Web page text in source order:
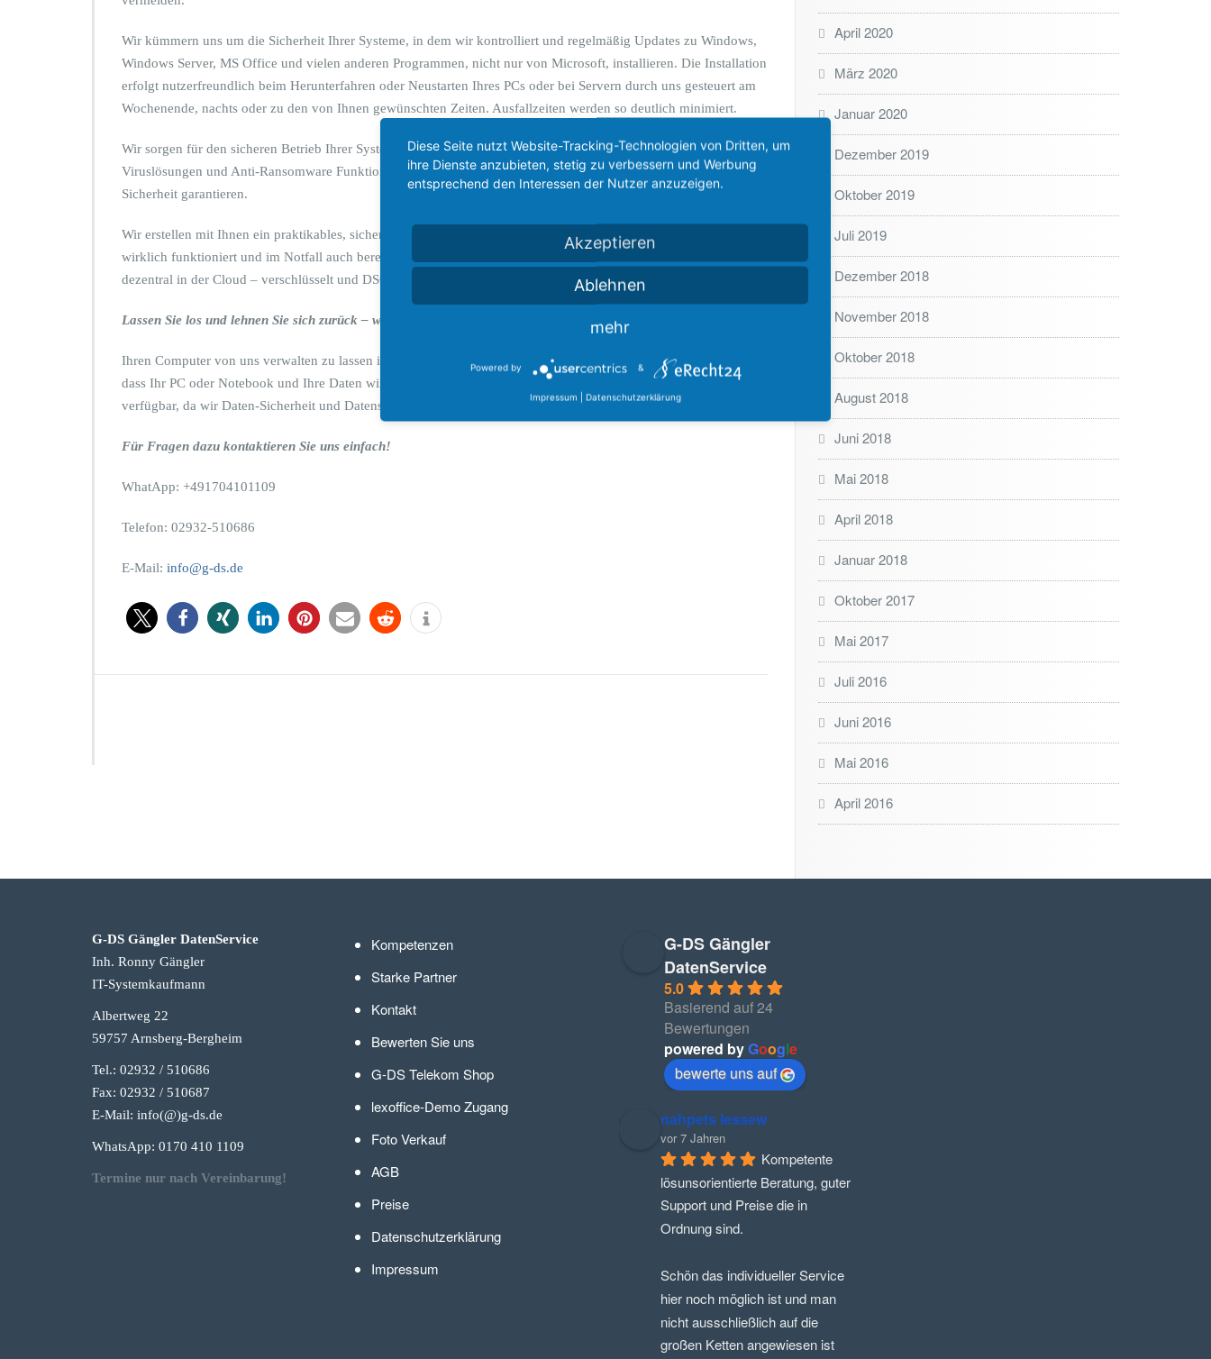
n
n
d
z
Wir kümmern uns um die Sicherheit Ihrer Systeme, in dem wir kontrolliert und regelmäßig Updates zu Windows,
Windows Server, MS Office und vielen anderen Programmen, nicht nur von Microsoft, installieren. Die Installation
erfolgt nutzerfreundlich beim Herunterfahren oder Neustarten Ihres PCs oder bei Servern durch uns gesteuert am
Wochenende, nachts oder zu den von Ihnen gewünschten Zeiten. Ausfallzeiten werden so deutlich minimiert.
Wir sorgen für den sicheren Betrieb Ihrer Systeme mit durch uns verwalteter Sicherheitssoftware, wie Anti-
Viruslösungen und Anti-Ransomware Funktionen, welche den Benutzern maximale Freiheit bei maximaler
Sicherheit garantieren.
Wir erstellen mit Ihnen ein praktikables, sicheres Datensicherungskonzept und sorgen dafür, das Ihr Backup
wirklich funktioniert und im Notfall auch bereitsteht. Dabei nutzen wir automatisierte Sicherungen vor Ort und
dezentral in der Cloud – verschlüsselt und DSGVO konform natürlich.
Lassen Sie los und lehnen Sie sich zurück – wir machen das für Sie!
Ihren Computer von uns verwalten zu lassen ist auch für Privatkunden
interessant. So können Sie sicher sein,
dass Ihr PC oder Notebook und Ihre Daten wirklich sicher sind. Für private Kunden sind
Sonderkonditionen
verfügbar, da wir Daten-Sicherheit und Datenschutz auch zu Hause voran bringen möchten.
Für Fragen dazu kontaktieren Sie uns einfach!
WhatApp: +491704101109
Telefon: 02932-510686
E-Mail: info@g-ds.de
April 2020
März 2020
Januar 2020
Dezember 2019
Oktober 2019
Juli 2019
Dezember 2018
November 2018
Oktober 2018
August 2018
Juni 2018
Mai 2018
April 2018
Januar 2018
Oktober 2017
Mai 2017
Juli 2016
Juni 2016
Mai 2016
April 2016
G-DS Gängler DatenService
Inh. Ronny Gängler
IT-Systemkaufmann
Albertweg 22
59757 Arnsberg-Bergheim
Tel.: 02932 / 510686
Fax: 02932 / 510687
E-Mail: info(@)g-ds.de
WhatsApp: 0170 410 1109
Termine nur nach Vereinbarung!
Kompetenzen
Starke Partner
Kontakt
Bewerten Sie uns
G-DS Telekom Shop
lexoffice-Demo Zugang
Foto Verkauf
AGB
Preise
Datenschutzerklärung
Impressum
G-DS Gängler
DatenService
5.0
Basierend auf 24
Bewertungen
powered byGoogle
bewerte uns auf
nahpets lessew
vor 7 Jahren
Kompetente
lösunsorientierte Beratung, guter
Support und Preise die in
Ordnung sind.
Schön das individueller Service
hier noch möglich ist und man
nicht ausschließlich auf die
großen Ketten angewiesen ist
Diese Seite nutzt Website-Tracking-Technologien von Dritten, um
ihre Dienste anzubieten, stetig zu verbessern und Werbung
entsprechend den Interessen der Nutzer anzuzeigen.
Akzeptieren
Ablehnen
mehr
Powered by &
Impressum | Datenschutzerklärung